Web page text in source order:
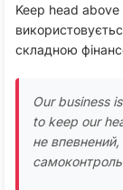
Keep head
складною
Our business
to keep our
не